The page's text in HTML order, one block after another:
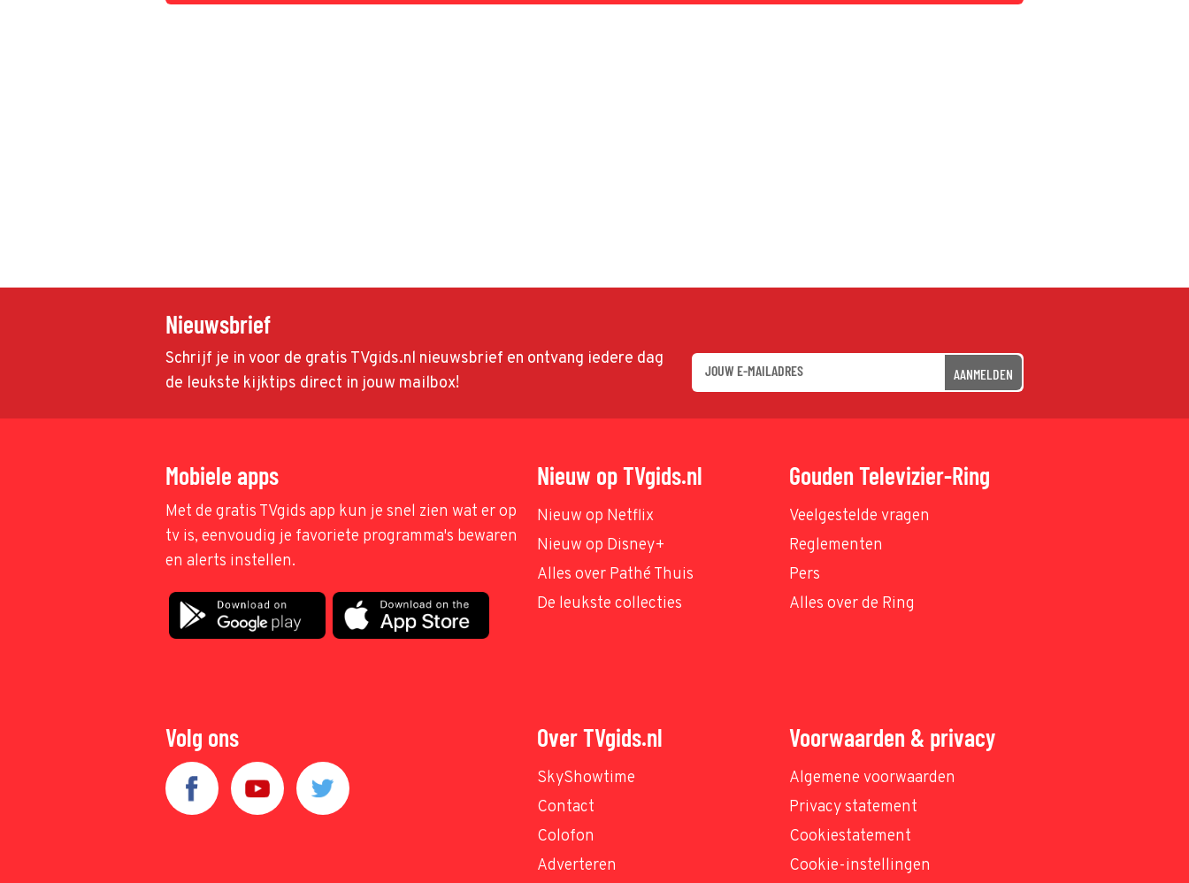
Nieuwsbrief
Schrijf je in voor de gratis TVgids.nl nieuwsbrief en ontvang iedere dag
de leukste kijktips direct in jouw mailbox!
AANMELDEN
Mobiele apps
Met de gratis TVgids app kun je snel zien wat er op
tv is, eenvoudig je favoriete programma's bewaren
en alerts instellen.
Nieuw op TVgids.nl
Nieuw op Netflix
Nieuw op Disney+
Alles over Pathé Thuis
De leukste collecties
Gouden Televizier-Ring
Veelgestelde vragen
Reglementen
Pers
Alles over de Ring
Volg ons Over TVgids.nl
SkyShowtime
Contact
Colofon
Adverteren
Voorwaarden & privacy
Algemene voorwaarden
Privacy statement
Cookiestatement
Cookie-instellingen